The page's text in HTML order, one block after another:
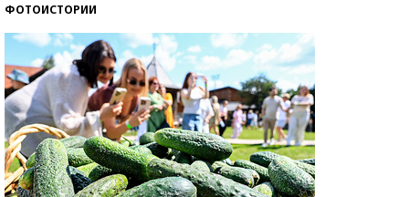
ФОТОИСТОРИИ